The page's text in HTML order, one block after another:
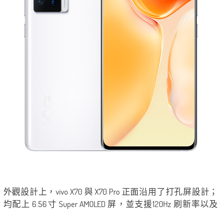
外觀設計上，vivo X70 與 X70 Pro 正面沿用了打孔屏設計；
均配上 6.56寸 Super AMOLED 屏，並支援120Hz 刷新率以及